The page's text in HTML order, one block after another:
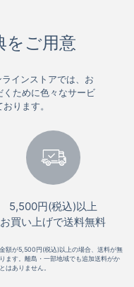
をご用意
インストアでは、お
ために色々なサービ
ります。
5,500円(税込)以上
お買い上げで送料無料
額が5,500円(税込)以上の場合、送料が無
ます。離島・一部地域でも追加送料がか
はありません。